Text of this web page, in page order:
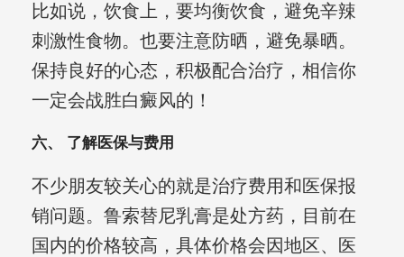
比如说，饮食上，要均衡饮食，避免辛辣
刺激性食物。也要注意防晒，避免暴晒。
保持良好的心态，积极配合治疗，相信你
一定会战胜白癜风的！
六、 了解医保与费用
不少朋友较关心的就是治疗费用和医保报
销问题。鲁索替尼乳膏是处方药，目前在
国内的价格较高，具体价格会因地区、医